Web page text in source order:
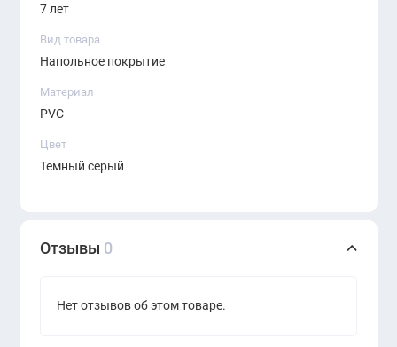
7 лет
Вид товара
Напольное покрытие
Материал
PVC
Цвет
Темный серый
Отзывы 0
Нет отзывов об этом товаре.